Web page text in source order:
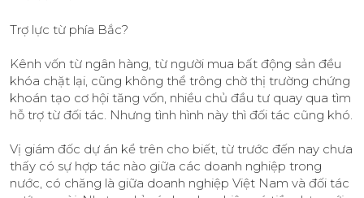
Trợ lực từ phía Bắc?
Kênh vốn từ ngân hàng, từ người mua bất động sản đều
khóa chặt lại, cũng không thể trông chờ thị trường chứng
khoán tạo cơ hội tăng vốn, nhiều chủ đầu tư quay qua tìm
hỗ trợ từ đối tác. Nhưng tình hình này thì đối tác cũng khó.
Vị giám đốc dự án kể trên cho biết, từ trước đến nay chưa
thấy có sự hợp tác nào giữa các doanh nghiệp trong
nước, có chăng là giữa doanh nghiệp Việt Nam và đối tác